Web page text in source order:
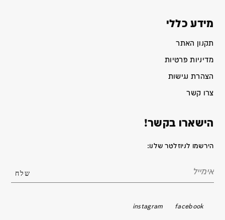
מידע כללי
תקנון האתר
מדיניות פרטיות
הצהרת נגישות
צרו קשר
הישארו בקשר!
הירשמו לניוזלטר שלנו:
facebook
instagram